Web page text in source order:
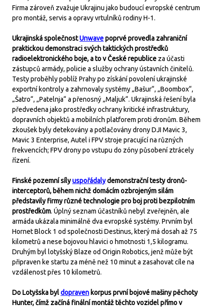
Firma zároveň zvažuje Ukrajinu jako budoucí evropské centrum
pro montáž, servis a opravy vrtulníků rodiny H-1.
Ukrajinská společnostUnwavepoprvé provedla zahraniční
praktickou demonstraci svých taktických prostředků
radioelektronického boje, a to v České republice za účasti
zástupců armády, policie a služby ochrany ústavních činitelů.
Testy proběhly poblíž Prahy po získání povolení ukrajinské
exportní kontroly a zahrnovaly systémy „Bašur“, „Boombox“,
„Šatro“, „Patelnja“ a přenosný „Maljuk“. Ukrajinská řešení byla
předvedena jako prostředky ochrany kritické infrastruktury,
dopravních objektů a mobilních platforem proti dronům. Během
zkoušek byly detekovány a potlačovány drony DJI Mavic 3,
Mavic 3 Enterprise, Autel i FPV stroje pracující na různých
frekvencích; FPV drony po vstupu do zóny působení ztrácely
řízení.
Finské pozemní sílyuspořádalydemonstrační testy dronů-
interceptorů, během nichž domácím ozbrojeným silám
představily firmy různé technologie pro boj proti bezpilotním
prostředkům. Úplný seznam účastníků nebyl zveřejněn, ale
armáda ukázala minimálně dva evropské systémy. Prvním byl
Hornet Block 1 od společnosti Destinus, který má dosah až 75
kilometrů a nese bojovou hlavici o hmotnosti 1,5 kilogramu.
Druhým byl lotyšský Blaze od Origin Robotics, jenž může být
připraven ke startu za méně než 10 minut a zasahovat cíle na
vzdálenost přes 10 kilometrů.
Do Lotyšska byldopraven korpus první bojové mašiny pěchoty
Hunter, čímž začíná finální montáž těchto vozidel přímo v